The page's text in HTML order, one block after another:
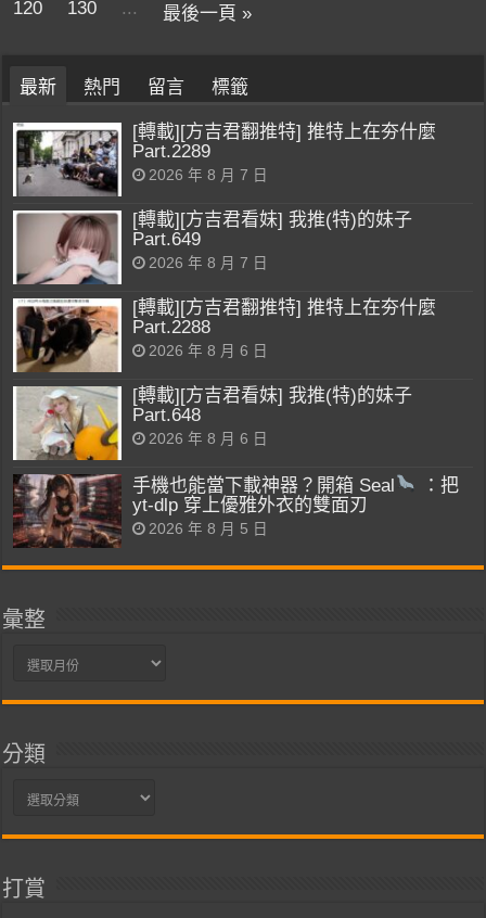
120
130 ... 最後一頁 »
最新 熱門 留言 標籤
[轉載][方吉君翻推特] 推特上在夯什麼
Part.2289
2026 年 8 月 7 日
[轉載][方吉君看妹] 我推(特)的妹子
Part.649
2026 年 8 月 7 日
[轉載][方吉君翻推特] 推特上在夯什麼
Part.2288
2026 年 8 月 6 日
[轉載][方吉君看妹] 我推(特)的妹子
Part.648
2026 年 8 月 6 日
手機也能當下載神器？開箱 Seal
：把
yt-dlp 穿上優雅外衣的雙面刃
2026 年 8 月 5 日
彙整
彙
分類
分
打賞